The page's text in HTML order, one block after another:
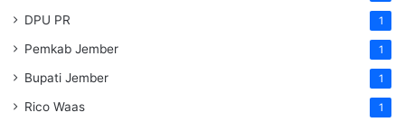
DPU PR 1
Pemkab Jember 1
Bupati Jember 1
Rico Waas 1